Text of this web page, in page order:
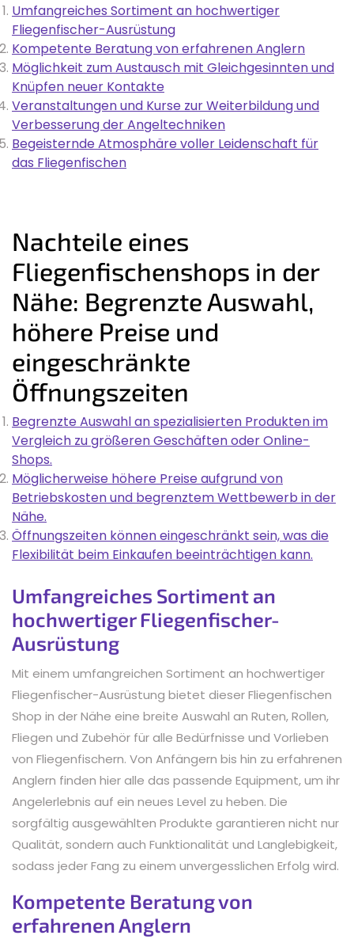
Umfangreiches Sortiment an hochwertiger
Fliegenfischer-Ausrüstung
Kompetente Beratung von erfahrenen Anglern
Möglichkeit zum Austausch mit Gleichgesinnten und
Knüpfen neuer Kontakte
Veranstaltungen und Kurse zur Weiterbildung und
Verbesserung der Angeltechniken
Begeisternde Atmosphäre voller Leidenschaft für
das Fliegenfischen
Nachteile eines
Fliegenfischenshops in der
Nähe: Begrenzte Auswahl,
höhere Preise und
eingeschränkte
Öffnungszeiten
Begrenzte Auswahl an spezialisierten Produkten im
Vergleich zu größeren Geschäften oder Online-
Shops.
Möglicherweise höhere Preise aufgrund von
Betriebskosten und begrenztem Wettbewerb in der
Nähe.
Öffnungszeiten können eingeschränkt sein, was die
Flexibilität beim Einkaufen beeinträchtigen kann.
Umfangreiches Sortiment an
hochwertiger Fliegenfischer-
Ausrüstung
Mit einem umfangreichen Sortiment an hochwertiger
Fliegenfischer-Ausrüstung bietet dieser Fliegenfischen
Shop in der Nähe eine breite Auswahl an Ruten, Rollen,
Fliegen und Zubehör für alle Bedürfnisse und Vorlieben
von Fliegenfischern. Von Anfängern bis hin zu erfahrenen
Anglern finden hier alle das passende Equipment, um ihr
Angelerlebnis auf ein neues Level zu heben. Die
sorgfältig ausgewählten Produkte garantieren nicht nur
Qualität, sondern auch Funktionalität und Langlebigkeit,
sodass jeder Fang zu einem unvergesslichen Erfolg wird.
Kompetente Beratung von
erfahrenen Anglern